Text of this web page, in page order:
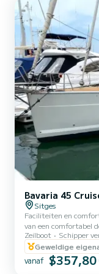
Bavaria 45
Sitges
Faciliteiten en
van een comfortabel
en autonomie voor de
Zeilboot Schipper
Geweldige
vanaf $357,80